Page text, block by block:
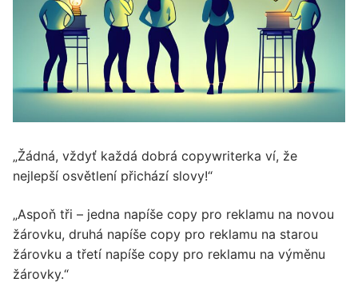
„Žádná, vždyť každá dobrá copywriterka ví, že
nejlepší osvětlení přichází slovy!“
„Aspoň tři – jedna napíše copy pro reklamu na novou
žárovku, druhá napíše copy pro reklamu na starou
žárovku a třetí napíše copy pro reklamu na výměnu
žárovky.“